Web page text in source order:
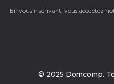
En vous inscrivant, vous acceptez
© 2025 Domcomp.